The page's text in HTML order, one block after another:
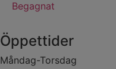
Begagnat
Öppettider
Måndag-Torsdag